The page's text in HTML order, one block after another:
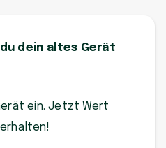
dein altes Gerät
ein. Jetzt Wert